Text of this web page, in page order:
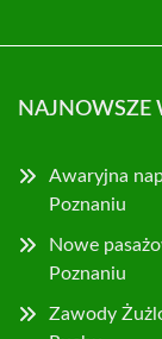
NAJNOWSZE
Awaryjna
Poznaniu
Nowe
Poznaniu
Zawody